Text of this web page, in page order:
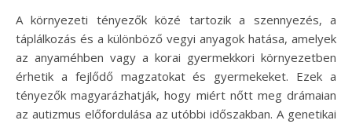
A környezeti tényezők közé tartozik a szennyezés, a
táplálkozás és a különböző vegyi anyagok hatása, amelyek
az anyaméhben vagy a korai gyermekkori környezetben
érhetik a fejlődő magzatokat és gyermekeket. Ezek a
tényezők magyarázhatják, hogy miért nőtt meg drámaian
az autizmus előfordulása az utóbbi időszakban. A genetikai